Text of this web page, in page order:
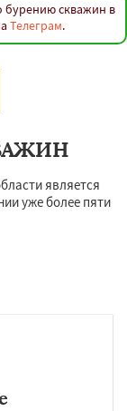
бурению скважин в
Телеграм.
является
уже более пяти